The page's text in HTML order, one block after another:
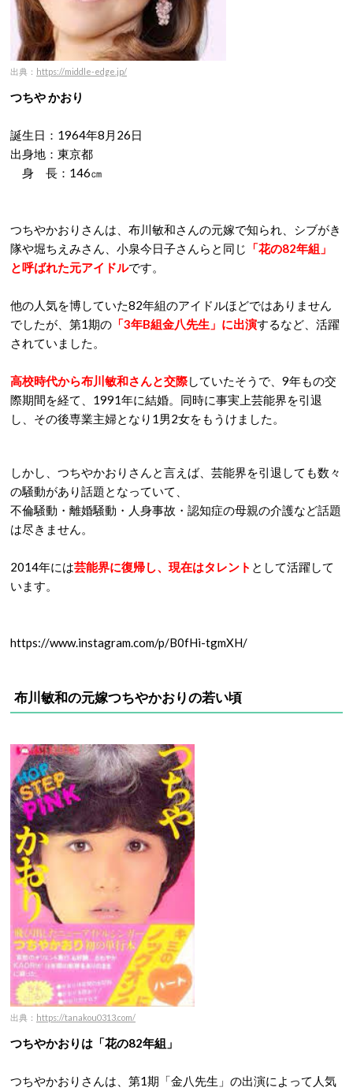
出典： https://middle-edge.jp/
つちや かおり
誕生日：1964年8月26日
出身地：東京都
身 長：146㎝
つちやかおりさんは、布川敏和さんの元嫁で知られ、シブがき
隊や堀ちえみさん、小泉今日子さんらと同じ
「花の82年組」
と呼ばれた元アイドルです。
他の人気を博していた82年組のアイドルほどではありません
でしたが、第1期の 「3年B組金八先生」に出演するなど、活躍
されていました。
高校時代から布川敏和さんと交際していたそうで、9年もの交
際期間を経て、1991年に結婚。同時に事実上芸能界を引退
し、その後専業主婦となり1男2女をもうけました。
しかし、つちやかおりさんと言えば、芸能界を引退しても数々
の騒動があり話題となっていて、
不倫騒動・離婚騒動・人身事故・認知症の母親の介護など話題
は尽きません。
2014年には芸能界に復帰し、現在はタレント として活躍して
います。
https://www.instagram.com/p/B0fHi-tgmXH/
布川敏和の元嫁つちやかおりの若い頃
出典： https://tanakou0313.com/
つちやかおりは「花の82年組」
つちやかおりさんは、第1期「金八先生」の出演によって人気